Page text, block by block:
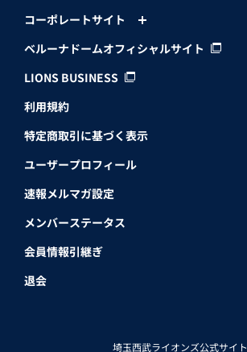
コーポレートサイト
ベルーナドームオフィシャルサイト
LIONS BUSINESS
利用規約
特定商取引に基づく表示
ユーザープロフィール
速報メルマガ設定
メンバーステータス
会員情報引継ぎ
退会
埼玉西武ライオンズ公式サイト